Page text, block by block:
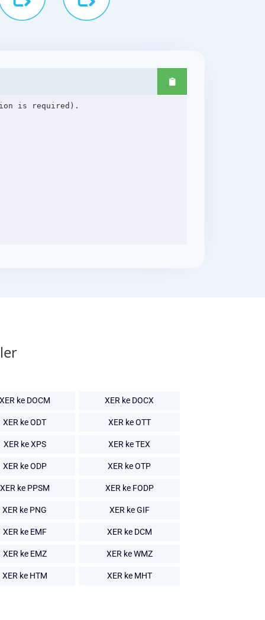
is required).
ke DOCM XER ke DOCX
XER ke ODT XER ke OTT
XER ke XPS XER ke TEX
XER ke ODP XER ke OTP
XER ke PPSM XER ke FODP
XER ke PNG XER ke GIF
XER ke EMF XER ke DCM
XER ke EMZ XER ke WMZ
XER ke HTM XER ke MHT